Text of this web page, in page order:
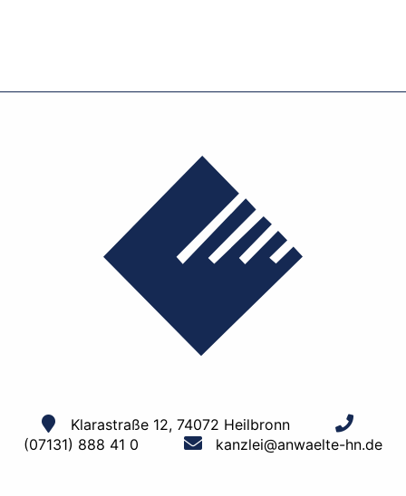
Klarastraße 12, 74072 Heilbronn
(07131) 888 41 0
kanzlei@anwaelte-hn.de